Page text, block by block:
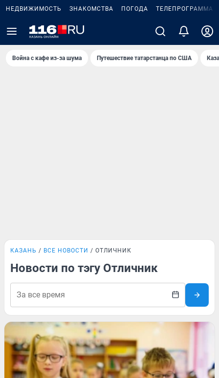
НЕДВИЖИМОСТЬ ЗНАКОМСТВА ПОГОДА ТЕЛЕПРОГРАММА
Война с кафе из-за шума Путешествие татарстанца по США
КАЗАНЬ ВСЕ НОВОСТИ ОТЛИЧНИК
Новости по тэгу Отличник